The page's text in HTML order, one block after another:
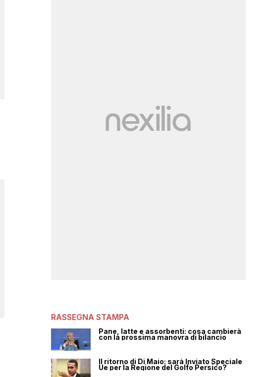
RASSEGNA STAMPA
Pane, latte e assorbenti: cosa cambierà
con la prossima manovra di bilancio
Il ritorno di Di Maio: sarà Inviato Speciale
Ue per la Regione del Golfo Persico?